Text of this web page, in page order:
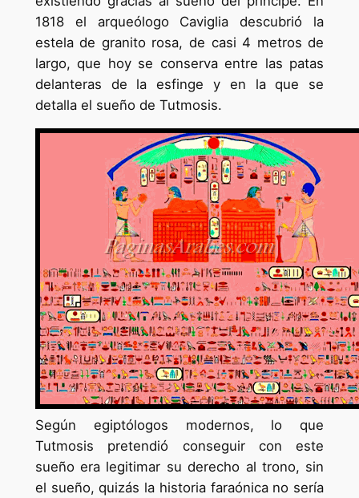
1818 el arqueólogo Caviglia descubrió la
estela de granito rosa, de casi 4 metros de
largo, que hoy se conserva entre las patas
delanteras de la esfinge y en la que se
detalla el sueño de Tutmosis.
Según egiptólogos modernos, lo que
Tutmosis pretendió conseguir con este
sueño era legitimar su derecho al trono, sin
el sueño, quizás la historia faraónica no sería